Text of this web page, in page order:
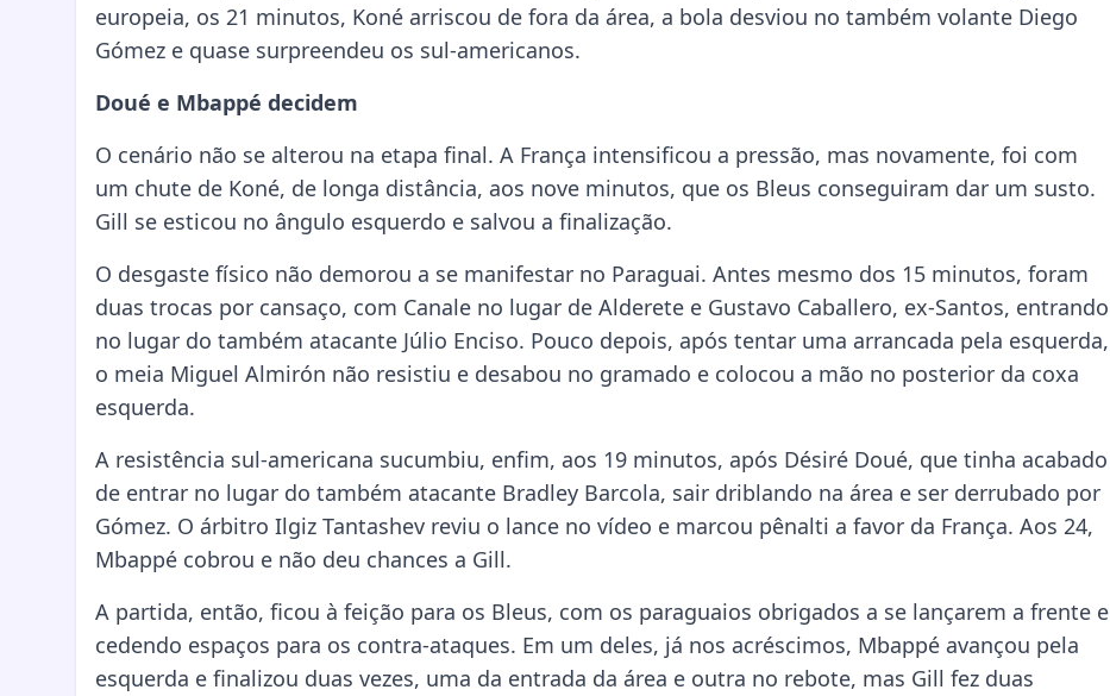
europeia, os 21 minutos, Koné arriscou de fora da área, a bola desviou no também volante Diego
Gómez e quase surpreendeu os sul-americanos.
Doué e Mbappé decidem
O cenário não se alterou na etapa final. A França intensificou a pressão, mas novamente, foi com
um chute de Koné, de longa distância, aos nove minutos, que os Bleus conseguiram dar um susto.
Gill se esticou no ângulo esquerdo e salvou a finalização.
O desgaste físico não demorou a se manifestar no Paraguai. Antes mesmo dos 15 minutos, foram
duas trocas por cansaço, com Canale no lugar de Alderete e Gustavo Caballero, ex-Santos, entrando
no lugar do também atacante Júlio Enciso. Pouco depois, após tentar uma arrancada pela esquerda,
o meia Miguel Almirón não resistiu e desabou no gramado e colocou a mão no posterior da coxa
esquerda.
A resistência sul-americana sucumbiu, enfim, aos 19 minutos, após Désiré Doué, que tinha acabado
de entrar no lugar do também atacante Bradley Barcola, sair driblando na área e ser derrubado por
Gómez. O árbitro Ilgiz Tantashev reviu o lance no vídeo e marcou pênalti a favor da França. Aos 24,
Mbappé cobrou e não deu chances a Gill.
A partida, então, ficou à feição para os Bleus, com os paraguaios obrigados a se lançarem a frente e
cedendo espaços para os contra-ataques. Em um deles, já nos acréscimos, Mbappé avançou pela
esquerda e finalizou duas vezes, uma da entrada da área e outra no rebote, mas Gill fez duas